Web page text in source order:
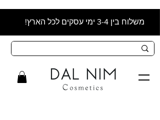
משלוח בין 3-4 ימי עסקים לכל הארץ!